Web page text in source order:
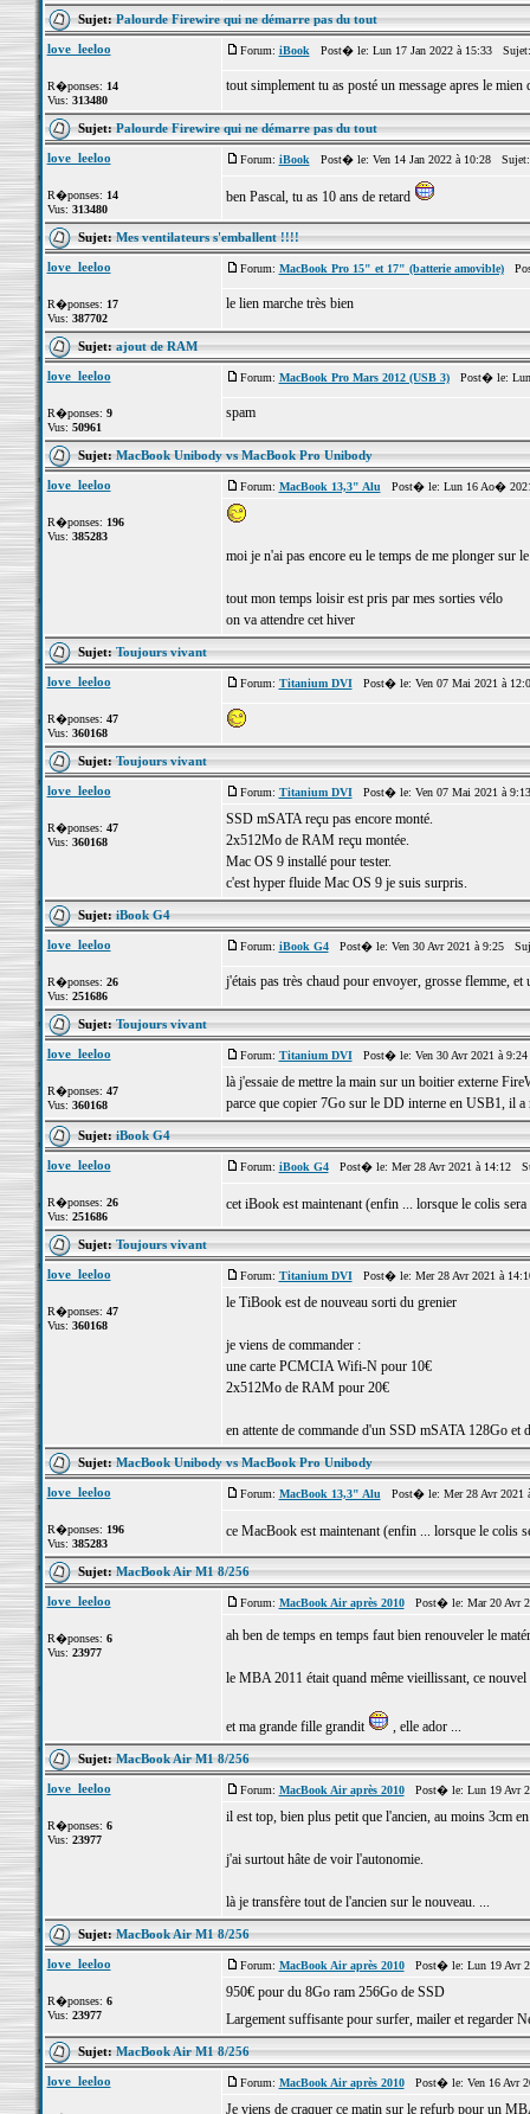
Sujet:Palourde Firewire qui ne démarre pas du tout
love_leeloo
R�ponses: 14
Vus: 313480
Forum: iBook Post� le: Lun 17 Jan 2022 à 15:33
tout simplement tu as posté un message apres le
Sujet:Palourde Firewire qui ne démarre pas du tout
love_leeloo
R�ponses: 14
Vus: 313480
Forum: iBook Post� le: Ven 14 Jan 2022 à 10:28
ben Pascal, tu as 10 ans de retard
Sujet:Mes ventilateurs s'emballent !!!!
love_leeloo
R�ponses: 17
Vus: 387702
Forum: MacBook Pro 15" et 17" (batterie amovible)
le lien marche très bien
Sujet:ajout de RAM
love_leeloo
R�ponses: 9
Vus: 50961
Forum: MacBook Pro Mars 2012 (USB 3)Post� le: Lun
spam
Sujet:MacBook Unibody vs MacBook Pro Unibody
love_leeloo
R�ponses: 196
Vus: 385283
Forum: MacBook 13,3" Alu Post� le: Lun 16 Ao�
moi je n'ai pas encore eu le temps de me plonger sur
tout mon temps loisir est pris par mes sorties vélo
on va attendre cet hiver
Sujet:Toujours vivant
love_leeloo
R�ponses: 47
Vus: 360168
Forum: Titanium DVIPost� le: Ven 07 Mai 2021 à
Sujet:Toujours vivant
love_leeloo
R�ponses: 47
Vus: 360168
Forum: Titanium DVIPost� le: Ven 07 Mai 2021 à
SSD mSATA reçu pas encore monté.
2x512Mo de RAM reçu montée.
Mac OS 9 installé pour tester.
c'est hyper fluide Mac OS 9 je suis surpris.
Sujet:iBook G4
love_leeloo
R�ponses: 26
Vus: 251686
Forum: iBook G4Post� le: Ven 30 Avr 2021 à 9:25
j'étais pas très chaud pour envoyer, grosse flemme,
Sujet:Toujours vivant
love_leeloo
R�ponses: 47
Vus: 360168
Forum: Titanium DVIPost� le: Ven 30 Avr 2021 à
là j'essaie de mettre la main sur un boitier externe
parce que copier 7Go sur le DD interne en USB1, il
Sujet:iBook G4
love_leeloo
R�ponses: 26
Vus: 251686
Forum: iBook G4Post� le: Mer 28 Avr 2021 à 14:12
cet iBook est maintenant (enfin ... lorsque le colis
Sujet:Toujours vivant
love_leeloo
R�ponses: 47
Vus: 360168
Forum: Titanium DVIPost� le: Mer 28 Avr 2021 à
le TiBook est de nouveau sorti du grenier
je viens de commander :
une carte PCMCIA Wifi-N pour 10€
2x512Mo de RAM pour 20€
en attente de commande d'un SSD mSATA 128Go et
Sujet:MacBook Unibody vs MacBook Pro Unibody
love_leeloo
R�ponses: 196
Vus: 385283
Forum: MacBook 13,3" Alu Post� le: Mer 28 Avr
ce MacBook est maintenant (enfin ... lorsque le colis
Sujet:MacBook Air M1 8/256
love_leeloo
R�ponses: 6
Vus: 23977
Forum: MacBook Air après 2010Post� le: Mar 20 Avr
ah ben de temps en temps faut bien renouveler le
le MBA 2011 était quand même vieillissant, ce
et ma grande fille grandit , elle ador ...
Sujet:MacBook Air M1 8/256
love_leeloo
R�ponses: 6
Vus: 23977
Forum: MacBook Air après 2010Post� le: Lun 19 Avr
il est top, bien plus petit que l'ancien, au moins 3cm
j'ai surtout hâte de voir l'autonomie.
là je transfère tout de l'ancien sur le nouveau. ...
Sujet:MacBook Air M1 8/256
love_leeloo
R�ponses: 6
Vus: 23977
Forum: MacBook Air après 2010Post� le: Lun 19 Avr
950€ pour du 8Go ram 256Go de SSD
Largement suffisante pour surfer, mailer et regarder
Sujet:MacBook Air M1 8/256
love_leeloo Forum: MacBook Air après 2010Post� le: Ven 16 Avr
Je viens de craquer ce matin sur le refurb pour un